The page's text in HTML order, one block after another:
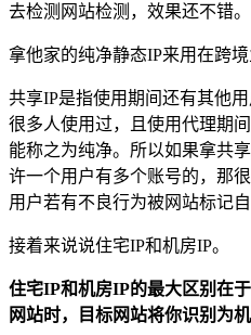
去检测网站检测，效果还不错。
拿他家的纯净静态IP来用在跨境
共享IP是指使用期间还有其他
很多人使用过，且使用代理期
能称之为纯净。所以如果拿共
许一个用户有多个账号的，那
用户若有不良行为被网站标记自
接着来说说住宅IP和机房IP。
住宅IP和机房IP的最大区别在
网站时，目标网站将你识别为